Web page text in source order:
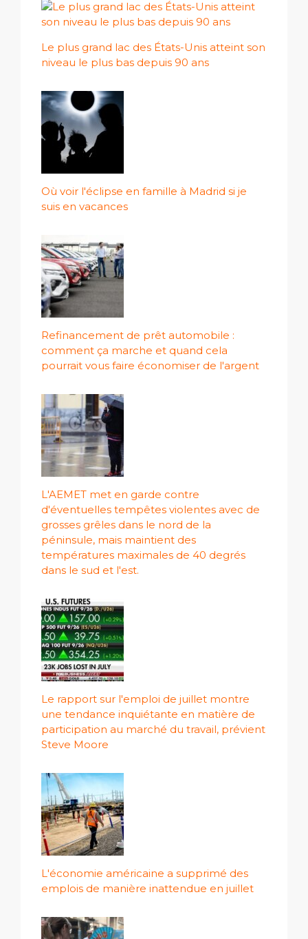
Le plus grand lac des États-Unis atteint son
niveau le plus bas depuis 90 ans
Où voir l'éclipse en famille à Madrid si je
suis en vacances
Refinancement de prêt automobile :
comment ça marche et quand cela
pourrait vous faire économiser de l'argent
L'AEMET met en garde contre
d'éventuelles tempêtes violentes avec de
grosses grêles dans le nord de la
péninsule, mais maintient des
températures maximales de 40 degrés
dans le sud et l'est.
Le rapport sur l'emploi de juillet montre
une tendance inquiétante en matière de
participation au marché du travail, prévient
Steve Moore
L'économie américaine a supprimé des
emplois de manière inattendue en juillet